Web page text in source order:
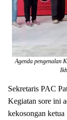
Agenda pengenalan
Sekretaris PAC
Kegiatan sore ini
kekosongan